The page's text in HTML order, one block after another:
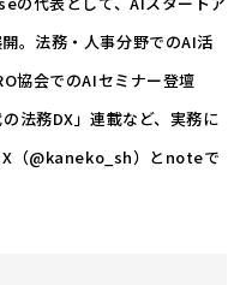
。法務・人事分野でのAI活
協会でのAIセミナー登壇
法務DX」連載など、実務に
X（@kaneko_sh）とnoteで